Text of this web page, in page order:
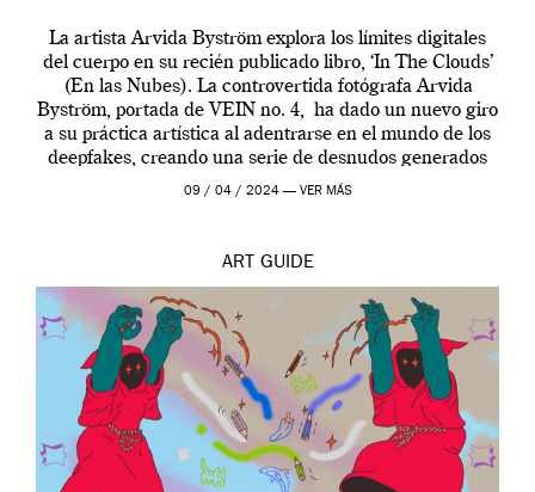
La artista Arvida Byström explora los límites digitales
del cuerpo en su recién publicado libro, ‘In The Clouds’
(En las Nubes). La controvertida fotógrafa Arvida
Byström, portada de VEIN no. 4, ha dado un nuevo giro
a su práctica artística al adentrarse en el mundo de los
deepfakes, creando una serie de desnudos generados
por […]
09 / 04 / 2024 — VER MÁS
ART GUIDE